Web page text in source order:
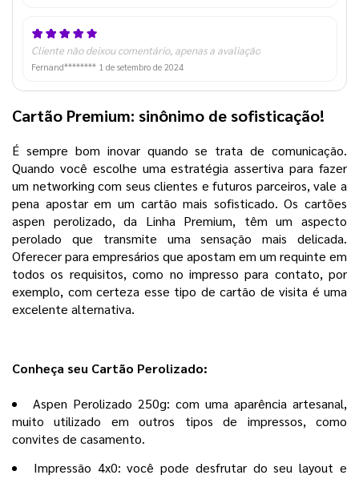
Cliente não deixou comentário, apenas a avaliação
Fernand******** 1 de setembro de 2024
Cartão Premium: sinônimo de sofisticação!
É sempre bom inovar quando se trata de comunicação.
Quando você escolhe uma estratégia assertiva para fazer
um networking com seus clientes e futuros parceiros, vale a
pena apostar em um cartão mais sofisticado. Os cartões
aspen perolizado, da Linha Premium, têm um aspecto
perolado que transmite uma sensação mais delicada.
Oferecer para empresários que apostam em um requinte em
todos os requisitos, como no impresso para contato, por
exemplo, com certeza esse tipo de cartão de visita é uma
excelente alternativa.
Conheça seu Cartão Perolizado:
Aspen Perolizado 250g: com uma aparência artesanal,
muito utilizado em outros tipos de impressos, como
convites de casamento.
Impressão 4x0: você pode desfrutar do seu layout e